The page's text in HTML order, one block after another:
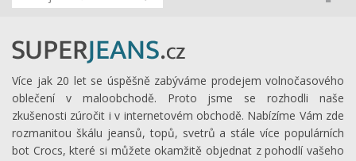
Více jak 20 let se úspěšně zabýváme prodejem volnočasového
oblečení v maloobchodě. Proto jsme se rozhodli naše
zkušenosti zúročit i v internetovém obchodě. Nabízíme Vám zde
rozmanitou škálu jeansů, topů, svetrů a stále více populárních
bot Crocs, které si můžete okamžitě objednat z pohodlí vašeho